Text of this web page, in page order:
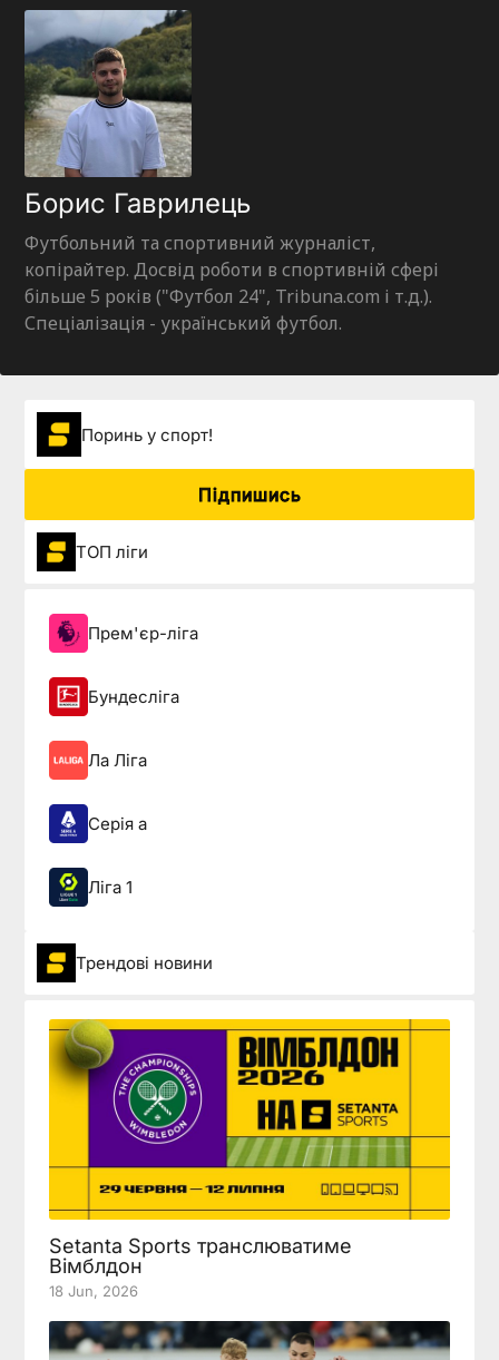
Борис Гаврилець
Футбольний та спортивний журналіст,
копірайтер. Досвід роботи в спортивній сфері
більше 5 років ("Футбол 24", Tribuna.com і т.д.).
Спеціалізація - український футбол.
Поринь у спорт!
Підпишись
ТОП ліги
Прем'єр-ліга
Бундесліга
Ла Ліга
Серія а
Ліга 1
Трендові новини
Setanta Sports транслюватиме
Вімблдон
18 Jun, 2026